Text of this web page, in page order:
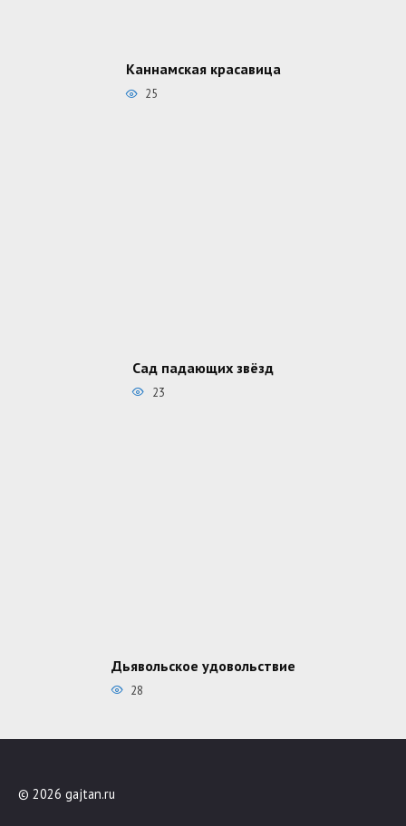
Каннамская красавица
25
Сад падающих звёзд
23
Дьявольское удовольствие
28
© 2026 gajtan.ru